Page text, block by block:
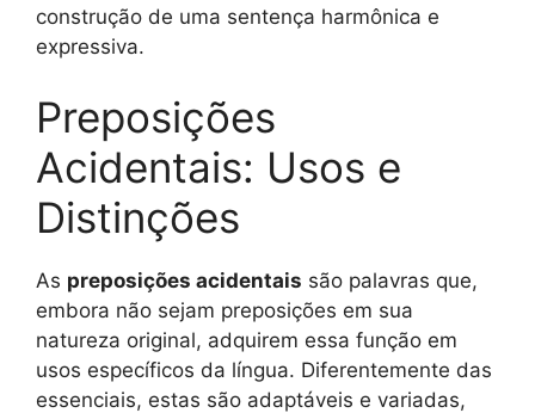
construção de uma sentença harmônica e
expressiva.
Preposições
Acidentais: Usos e
Distinções
As preposições acidentais são palavras que,
embora não sejam preposições em sua
natureza original, adquirem essa função em
usos específicos da língua. Diferentemente das
essenciais, estas são adaptáveis e variadas,